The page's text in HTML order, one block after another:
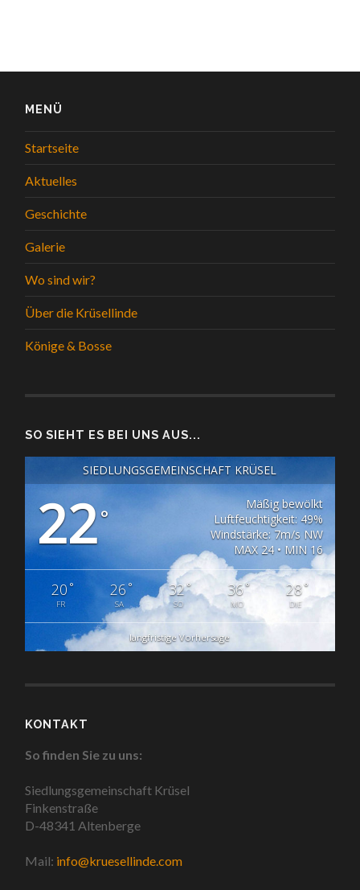
MENÜ
Startseite
Aktuelles
Geschichte
Galerie
Wo sind wir?
Über die Krüsellinde
Könige & Bosse
SO SIEHT ES BEI UNS AUS...
SIEDLUNGSGEMEINSCHAFT KRÜSEL
22°
Mäßig bewölkt
Luftfeuchtigkeit: 49%
Windstärke: 7m/s NW
MAX 24 • MIN 16
20°
FR
26°
SA
32°
SO
36°
MO
28°
DIE
langfristige Vorhersage
KONTAKT
So finden Sie zu uns:
Siedlungsgemeinschaft Krüsel
Finkenstraße
D-48341 Altenberge
Mail: info@kruesellinde.com